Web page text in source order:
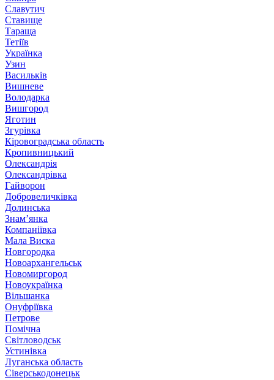
Славутич
Ставище
Тараща
Тетіїв
Українка
Узин
Васильків
Вишневе
Володарка
Вишгород
Яготин
Згурівка
Кіровоградська область
Кропивницький
Олександрія
Олександрівка
Гайворон
Добровеличківка
Долинська
Знам’янка
Компаніївка
Мала Виска
Новгородка
Новоархангельськ
Новомиргород
Новоукраїнка
Вільшанка
Онуфріївка
Петрове
Помічна
Світловодськ
Устинівка
Луганська область
Сіверськодонецьк